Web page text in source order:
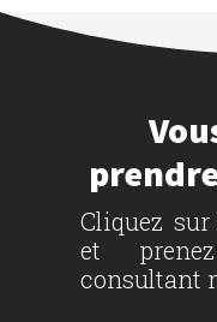
Cliquez
et
consultant